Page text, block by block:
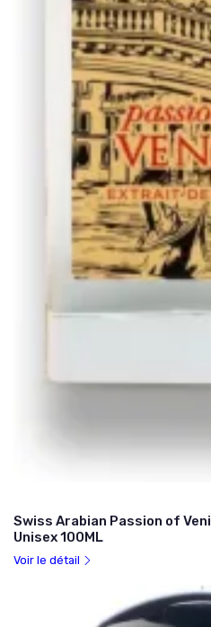
Swiss Arabian Passion of
Unisex 100ML
Voir le détail